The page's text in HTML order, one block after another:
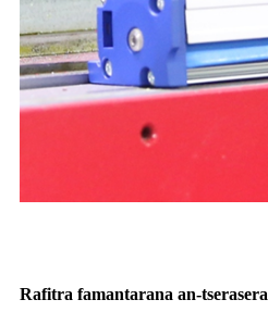
Rafitra famantarana an-tserasera